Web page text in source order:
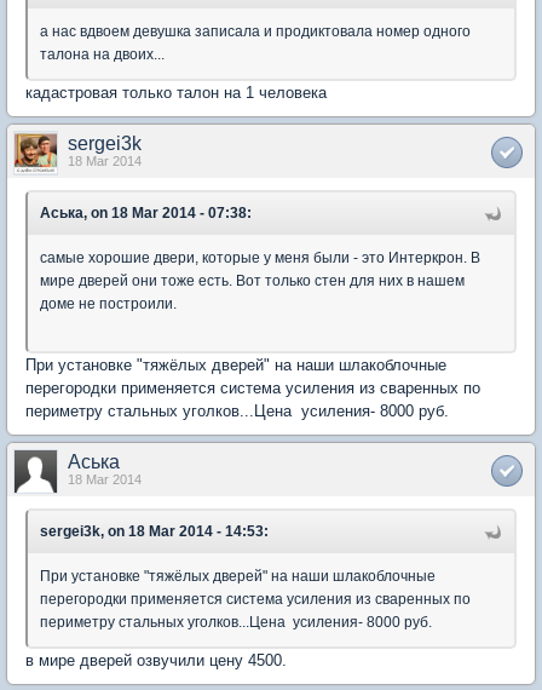
а нас вдвоем девушка записала и продиктовала номер одного
талона на двоих...
кадастровая только талон на 1 человека
sergei3k
18 Mar 2014
Аська, on 18 Mar 2014 - 07:38:
самые хорошие двери, которые у меня были - это Интеркрон. В
мире дверей они тоже есть. Вот только стен для них в нашем
доме не построили.
При установке "тяжёлых дверей" на наши шлакоблочные
перегородки применяется система усиления из сваренных по
периметру стальных уголков...Цена усиления- 8000 руб.
Аська
18 Mar 2014
sergei3k, on 18 Mar 2014 - 14:53:
При установке "тяжёлых дверей" на наши шлакоблочные
перегородки применяется система усиления из сваренных по
периметру стальных уголков...Цена усиления- 8000 руб.
в мире дверей озвучили цену 4500.